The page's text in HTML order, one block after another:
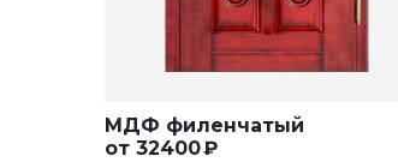
МДФ филенчатый
от 32400₽